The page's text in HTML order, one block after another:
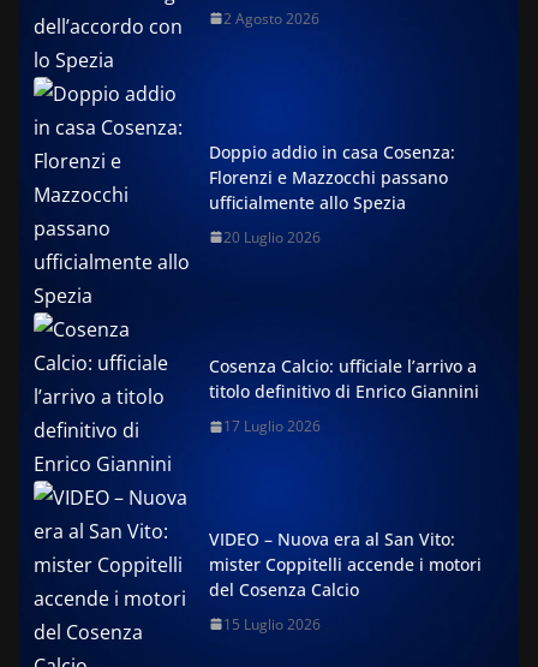
2 Agosto 2026
Doppio addio in casa Cosenza:
Florenzi e Mazzocchi passano
ufficialmente allo Spezia
20 Luglio 2026
Cosenza Calcio: ufficiale l’arrivo a
titolo definitivo di Enrico Giannini
17 Luglio 2026
VIDEO – Nuova era al San Vito:
mister Coppitelli accende i motori
del Cosenza Calcio
15 Luglio 2026